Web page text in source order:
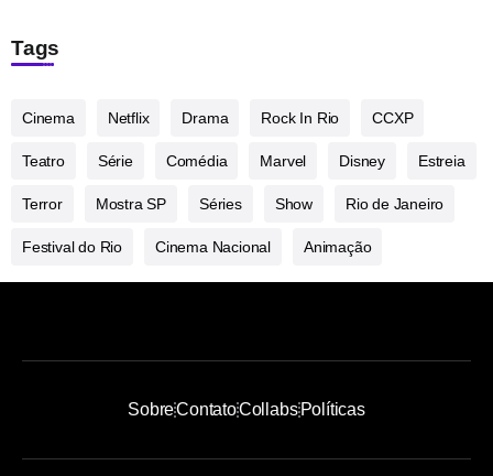
Tags
Cinema Netflix Drama Rock In Rio CCXP
Teatro Série Comédia Marvel Disney Estreia
Terror Mostra SP Séries Show Rio de Janeiro
Festival do Rio Cinema Nacional Animação
SobreContatoCollabsPolíticas